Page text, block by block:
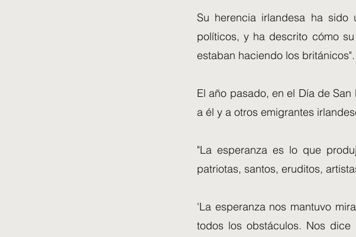
Su herencia irlandesa ha
políticos, y ha descrito cómo
estaban haciendo los británicos".
El año pasado, en el Día de
a él y a otros emigrantes
"La esperanza es lo que
patriotas, santos, eruditos,
'La esperanza nos mantuvo
todos los obstáculos. Nos